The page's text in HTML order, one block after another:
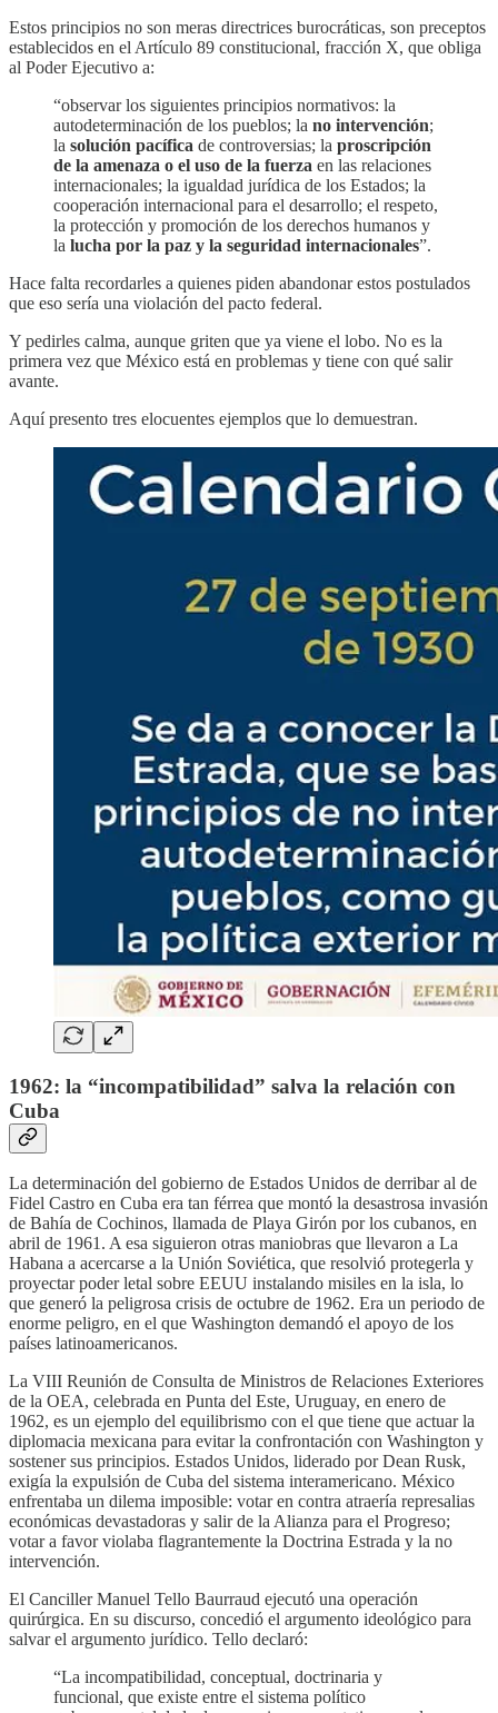
Estos principios no son meras directrices burocráticas, son preceptos
establecidos en el Artículo 89 constitucional, fracción X, que obliga
al Poder Ejecutivo a:
“observar los siguientes principios normativos: la
autodeterminación de los pueblos; la no intervención;
la solución pacífica de controversias; la proscripción
de la amenaza o el uso de la fuerza en las relaciones
internacionales; la igualdad jurídica de los Estados; la
cooperación internacional para el desarrollo; el respeto,
la protección y promoción de los derechos humanos y
la lucha por la paz y la seguridad internacionales”.
Hace falta recordarles a quienes piden abandonar estos postulados
que eso sería una violación del pacto federal.
Y pedirles calma, aunque griten que ya viene el lobo. No es la
primera vez que México está en problemas y tiene con qué salir
avante.
Aquí presento tres elocuentes ejemplos que lo demuestran.
1962: la “incompatibilidad” salva la relación con
Cuba
La determinación del gobierno de Estados Unidos de derribar al de
Fidel Castro en Cuba era tan férrea que montó la desastrosa invasión
de Bahía de Cochinos, llamada de Playa Girón por los cubanos, en
abril de 1961. A esa siguieron otras maniobras que llevaron a La
Habana a acercarse a la Unión Soviética, que resolvió protegerla y
proyectar poder letal sobre EEUU instalando misiles en la isla, lo
que generó la peligrosa crisis de octubre de 1962. Era un periodo de
enorme peligro, en el que Washington demandó el apoyo de los
países latinoamericanos.
La VIII Reunión de Consulta de Ministros de Relaciones Exteriores
de la OEA, celebrada en Punta del Este, Uruguay, en enero de
1962, es un ejemplo del equilibrismo con el que tiene que actuar la
diplomacia mexicana para evitar la confrontación con Washington y
sostener sus principios. Estados Unidos, liderado por Dean Rusk,
exigía la expulsión de Cuba del sistema interamericano. México
enfrentaba un dilema imposible: votar en contra atraería represalias
económicas devastadoras y salir de la Alianza para el Progreso;
votar a favor violaba flagrantemente la Doctrina Estrada y la no
intervención.
El Canciller Manuel Tello Baurraud ejecutó una operación
quirúrgica. En su discurso, concedió el argumento ideológico para
salvar el argumento jurídico. Tello declaró:
“La incompatibilidad, conceptual, doctrinaria y
funcional, que existe entre el sistema político